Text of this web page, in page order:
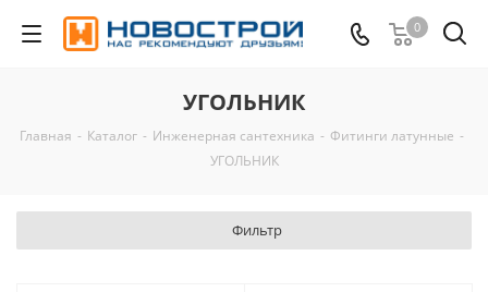
0
УГОЛЬНИК
Главная - Каталог - Инженерная сантехника - Фитинги латунные -
УГОЛЬНИК
Фильтр